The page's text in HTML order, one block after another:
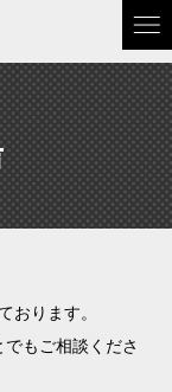
おります。
もご相談くださ